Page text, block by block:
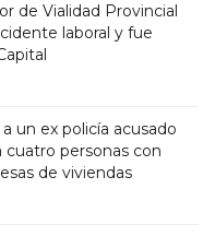
de Vialidad Provincial
laboral y fue
un ex policía acusado
cuatro personas con
de viviendas